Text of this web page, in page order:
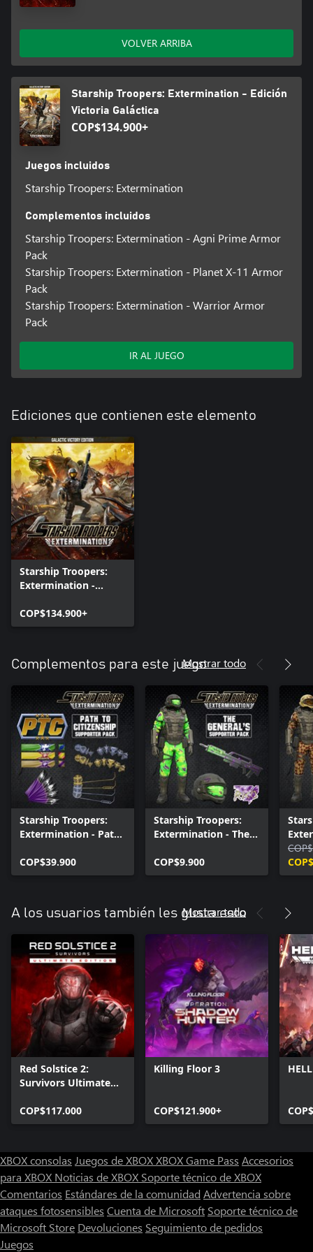
VOLVER ARRIBA
Starship Troopers: Extermination - Edición
Victoria Galáctica
COP$134.900+
Juegos incluidos
Starship Troopers: Extermination
Complementos incluidos
Starship Troopers: Extermination - Agni Prime Armor
Pack
Starship Troopers: Extermination - Planet X-11 Armor
Pack
Starship Troopers: Extermination - Warrior Armor
Pack
IR AL JUEGO
Ediciones que contienen este elemento
Starship Troopers:
Extermination -
Galáctica
COP$134.900+
Complementos para este juegoMostrar todo
Starship Troopers:
Extermination - Path
COP$39.900
Starship Troopers:
Extermination - The
COP$9.900
A los usuarios también les gusta esto
Mostrar todo
Red Solstice 2:
Survivors Ultimate
COP$117.000
Killing Floor 3
COP$121.900+
XBOX consolas Juegos de XBOXXBOX Game Pass Accesorios
para XBOX Noticias de XBOX Soporte técnico de XBOX
Comentarios Estándares de la comunidad Advertencia sobre
ataques fotosensibles Cuenta de Microsoft Soporte técnico de
Microsoft Store Devoluciones Seguimiento de pedidos
Juegos